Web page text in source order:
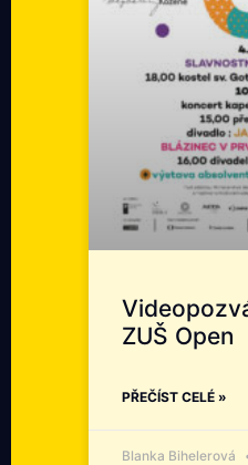
ZUŠ Open
PŘEČÍST CELÉ »
Blanka Bihelerová